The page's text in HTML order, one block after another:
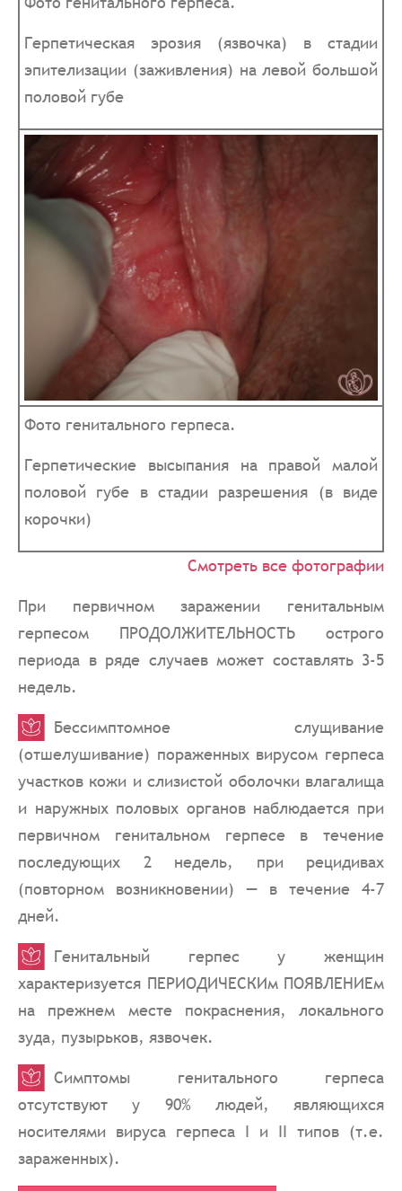
Герпетическая эрозия (язвочка) в стадии
эпителизации (заживления) на левой большой
половой губе
Фото генитального герпеса.
Герпетические высыпания на правой малой
половой губе в стадии разрешения (в виде
корочки)
Смотреть все фотографии
При первичном заражении генитальным
герпесом ПРОДОЛЖИТЕЛЬНОСТЬ острого
периода в ряде случаев может составлять 3-5
недель.
Бессимптомное слущивание
(отшелушивание) пораженных вирусом герпеса
участков кожи и слизистой оболочки влагалища
и наружных половых органов наблюдается при
первичном генитальном герпесе в течение
последующих 2 недель, при рецидивах
(повторном возникновении) — в течение 4-7
дней.
Генитальный герпес у женщин
характеризуется ПЕРИОДИЧЕСКИм ПОЯВЛЕНИЕм
на прежнем месте покраснения, локального
зуда, пузырьков, язвочек.
Симптомы генитального герпеса
отсутствуют у 90% людей, являющихся
носителями вируса герпеса I и II типов (т.е.
зараженных).